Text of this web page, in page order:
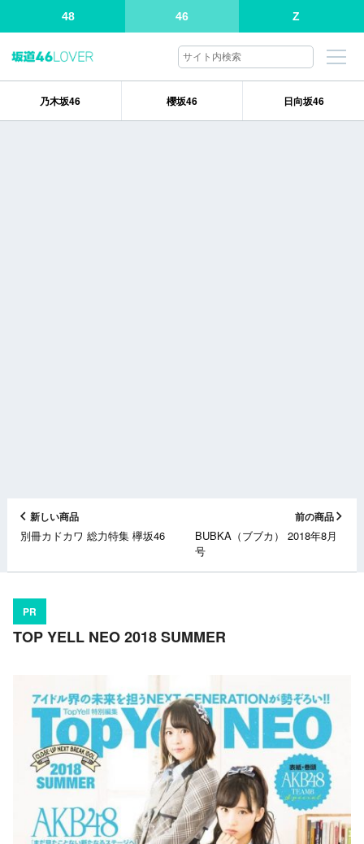
48 46 Z
乃木坂46 櫻坂46 日向坂46
新しい商品
別冊カドカワ 総力特集 欅坂46
前の商品
BUBKA（ブブカ） 2018年8月
号
PR
TOP YELL NEO 2018 SUMMER